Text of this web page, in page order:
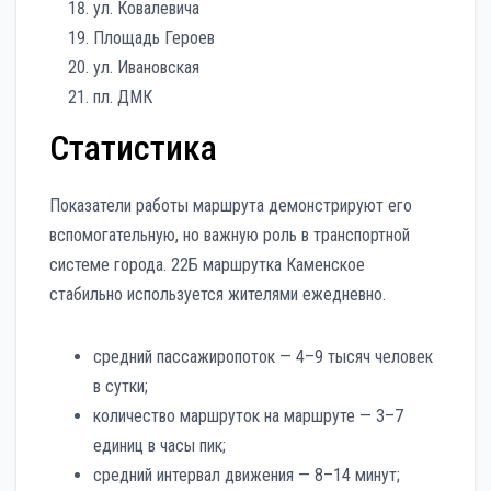
ул. Ковалевича
Площадь Героев
ул. Ивановская
пл. ДМК
Статистика
Показатели работы маршрута демонстрируют его
вспомогательную, но важную роль в транспортной
системе города. 22Б маршрутка Каменское
стабильно используется жителями ежедневно.
средний пассажиропоток — 4–9 тысяч человек
в сутки;
количество маршруток на маршруте — 3–7
единиц в часы пик;
средний интервал движения — 8–14 минут;